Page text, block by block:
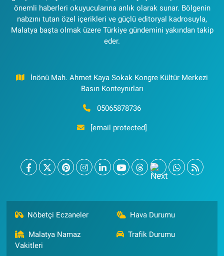
önemli haberleri okuyucularına anlık olarak sunar. Bölgenin
nabzını tutan özel içerikleri ve güçlü editoryal kadrosuyla,
Malatya başta olmak üzere Türkiye gündemini yakından takip
eder.
İnönü Mah. Ahmet Kaya Sokak Kongre Kültür Merkezi
Basın Konteynırları
05065878736
[email protected]
Nöbetçi Eczaneler Hava Durumu
Malatya Namaz
Vakitleri
Trafik Durumu